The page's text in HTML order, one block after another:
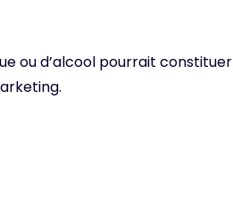
ou d’alcool pourrait constituer